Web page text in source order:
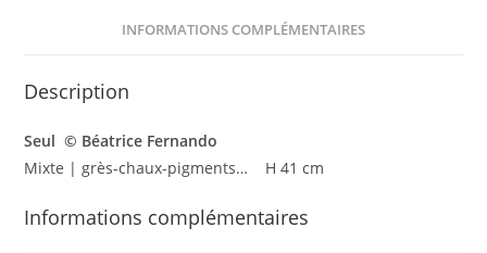
INFORMATIONS COMPLÉMENTAIRES
Description
Seul © Béatrice Fernando
Mixte | grès-chaux-pigments…
H 41 cm
Informations complémentaires